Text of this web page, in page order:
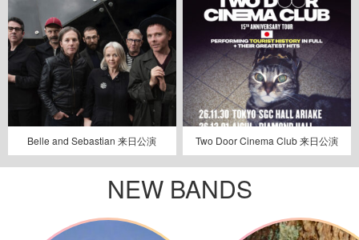
Belle and Sebastian 来日公演 Two Door Cinema Club 来日公演
NEW BANDS